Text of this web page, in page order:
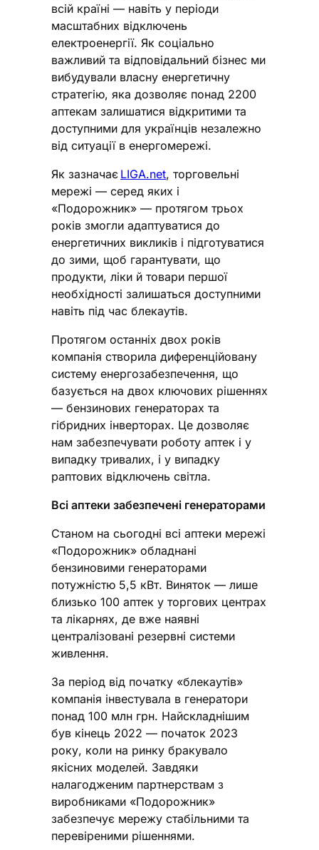
всій країні — навіть у періоди
масштабних відключень
електроенергії. Як соціально
важливий та відповідальний бізнес ми
вибудували власну енергетичну
стратегію, яка дозволяє понад 2200
аптекам залишатися відкритими та
доступними для українців незалежно
від ситуації в енергомережі.
Як зазначає LIGA.net, торговельні
мережі — серед яких і
«Подорожник» — протягом трьох
років змогли адаптуватися до
енергетичних викликів і підготуватися
до зими, щоб гарантувати, що
продукти, ліки й товари першої
необхідності залишаться доступними
навіть під час блекаутів.
Протягом останніх двох років
компанія створила диференційовану
систему енергозабезпечення, що
базується на двох ключових рішеннях
— бензинових генераторах та
гібридних інверторах. Це дозволяє
нам забезпечувати роботу аптек і у
випадку тривалих, і у випадку
раптових відключень світла.
Всі аптеки забезпечені генераторами
Станом на сьогодні всі аптеки мережі
«Подорожник» обладнані
бензиновими генераторами
потужністю 5,5 кВт. Виняток — лише
близько 100 аптек у торгових центрах
та лікарнях, де вже наявні
централізовані резервні системи
живлення.
За період від початку «блекаутів»
компанія інвестувала в генератори
понад 100 млн грн. Найскладнішим
був кінець 2022 — початок 2023
року, коли на ринку бракувало
якісних моделей. Завдяки
налагодженим партнерствам з
виробниками «Подорожник»
забезпечує мережу стабільними та
перевіреними рішеннями.